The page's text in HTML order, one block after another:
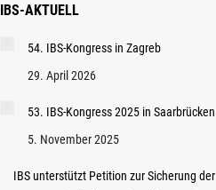
IBS-AKTUELL
54. IBS-Kongress in Zagreb
29. April 2026
53. IBS-Kongress 2025 in Saarbrücken
5. November 2025
IBS unterstützt Petition zur Sicherung der